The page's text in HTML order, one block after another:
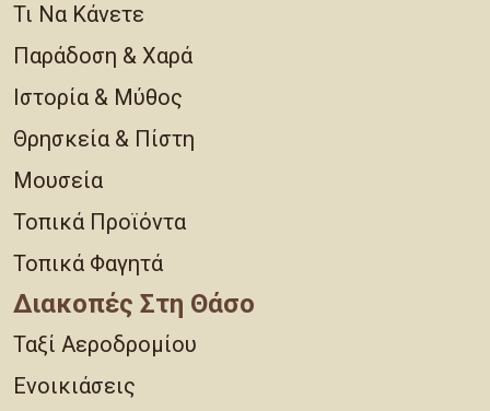
Τι Να Κάνετε
Παράδοση & Χαρά
Ιστορία & Μύθος
Θρησκεία & Πίστη
Μουσεία
Τοπικά Προϊόντα
Τοπικά Φαγητά
Διακοπές Στη Θάσο
Ταξί Αεροδρομίου
Ενοικιάσεις